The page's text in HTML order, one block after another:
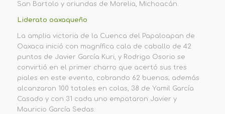
San Bartolo y oriundas de Morelia, Michoacán.
Liderato oaxaqueño
La amplia victoria de la Cuenca del Papaloapan de
Oaxaca inició con magnífica cala de caballo de 42
puntos de Javier García Kuri, y Rodrigo Osorio se
convirtió en el primer charro que acertó sus tres
piales en este evento, cobrando 62 buenos; además
alcanzaron 100 totales en colas, 38 de Yamil García
Casado y con 31 cada uno empataron Javier y
Mauricio García Sedas.